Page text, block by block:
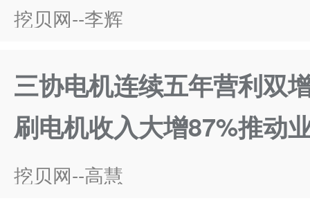
挖贝网--李辉
三协电机连续五年营利双
刷电机收入大增87%推动
挖贝网--高慧